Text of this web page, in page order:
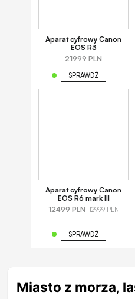
Aparat cyfrowy Canon
EOS R3
21999 PLN
SPRAWDŹ
Aparat cyfrowy Canon
EOS R6 mark III
12499 PLN 12999 PLN
SPRAWDŹ